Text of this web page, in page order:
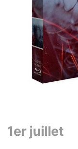
1er juillet